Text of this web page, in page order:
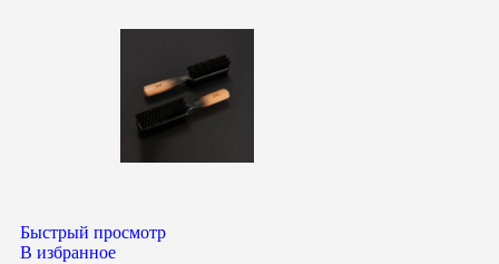
Быстрый просмотр
В избранное